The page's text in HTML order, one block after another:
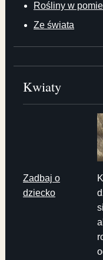
Rośliny w
Ze świata
Kwiaty
Zadbaj o
dziecko